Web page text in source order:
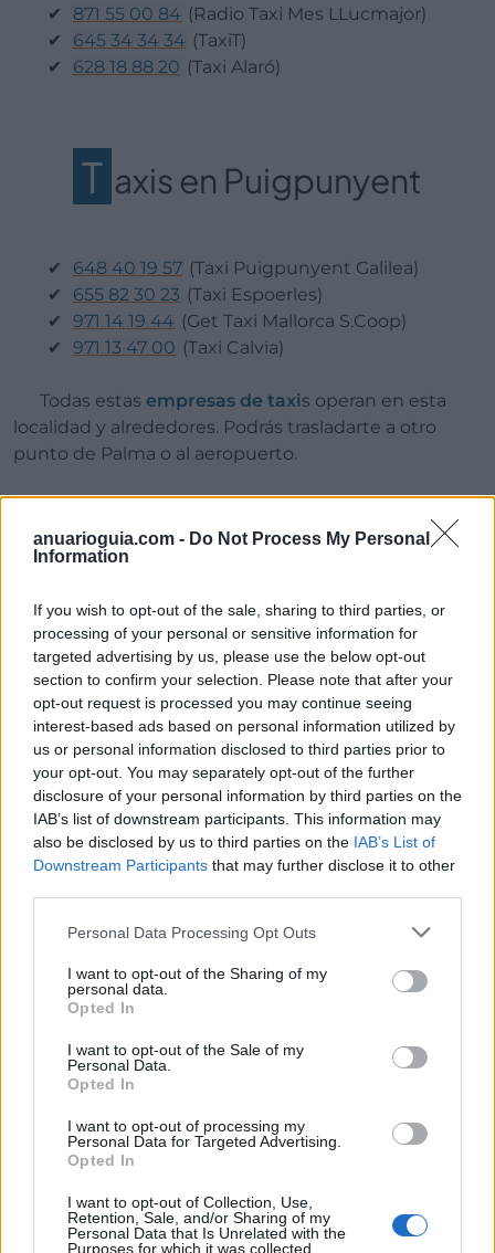
anuarioguia.com - Do Not Process My Personal
Information
If you wish to opt-out of the sale, sharing to third parties, or
processing of your personal or sensitive information for
targeted advertising by us, please use the below opt-out
section to confirm your selection. Please note that after your
opt-out request is processed you may continue seeing
interest-based ads based on personal information utilized by
us or personal information disclosed to third parties prior to
your opt-out. You may separately opt-out of the further
disclosure of your personal information by third parties on the
IAB’s list of downstream participants. This information may
also be disclosed by us to third parties on the IAB’s List of
Downstream Participants that may further disclose it to other
Personal Data Processing Opt Outs
I want to opt-out of the Sharing of my
personal data.
Opted In
I want to opt-out of the Sale of my
Personal Data.
Opted In
I want to opt-out of processing my
Personal Data for Targeted Advertising.
Opted In
I want to opt-out of Collection, Use,
Retention, Sale, and/or Sharing of my
Personal Data that Is Unrelated with the
Purposes for which it was collected.
871 55 00 84 (Radio Taxi Mes LLucmajor)
645 34 34 34 (TaxiT)
628 18 88 20 (Taxi Alaró)
T axis en Puigpunyent
648 40 19 57 (Taxi Puigpunyent Galilea)
655 82 30 23 (Taxi Espoerles)
971 14 19 44 (Get Taxi Mallorca S.Coop)
971 13 47 00 (Taxi Calvia)
Todas estas empresas de taxis operan en esta
localidad y alrededores. Podrás trasladarte a otro
punto de Palma o al aeropuerto.
T axis en Santa Ma´ria del
Camí
del Camí que cuenta con los siguientesteléfonos de
taxistas:
628 188 820(Taxi Alaró)
971 20 09 00(Asociación Teletaxi de Palma)
971 79 50 00(Santos Cuesta Gaitán)
inconveniente en trasladarte a dónde sea. Trasládate
T axis en Andratx
marcar los siguientes números de taxis: